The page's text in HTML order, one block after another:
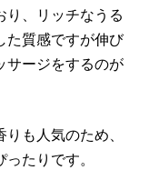
り、リッチなうる
た質感ですが伸び
サージをするのが
も人気のため、
たりです。